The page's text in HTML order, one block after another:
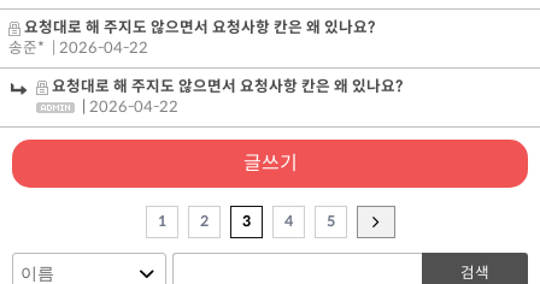
요청대로 해 주지도 않으면서 요청사항 칸은 왜 있나요?
송준*
| 2026-04-22
요청대로 해 주지도 않으면서 요청사항 칸은 왜 있나요?
2026-04-22
글쓰기
1 2 3 4 5
검색